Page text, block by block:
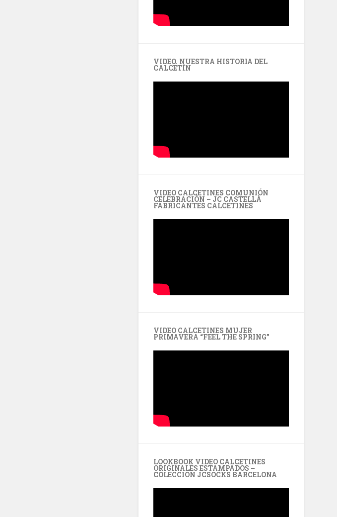
VIDEO. NUESTRA HISTORIA DEL
CALCETÍN
VIDEO CALCETINES COMUNIÓN
CELEBRACIÓN – JC CASTELLÀ
FABRICANTES CALCETINES
VIDEO CALCETINES MUJER
PRIMAVERA “FEEL THE SPRING”
LOOKBOOK VIDEO CALCETINES
ORIGINALES ESTAMPADOS –
COLECCIÓN JCSOCKS BARCELONA